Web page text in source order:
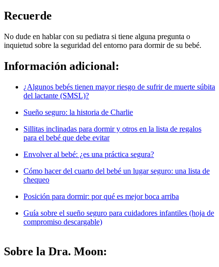
Recuerde
No dude en hablar con su pediatra si tiene alguna pregunta o
inquietud sobre la seguridad del entorno para dormir de su bebé.
Información adicional:
¿Algunos bebés tienen mayor riesgo de sufrir de muerte súbita
del lactante (SMSL)?
Sueño seguro: la historia de Charlie
Sillitas inclinadas para dormir y otros en la lista de regalos
para el bebé que debe evitar
Envolver al bebé: ¿es una práctica segura?
Cómo hacer del cuarto del bebé un lugar seguro: una lista de
chequeo
Posición para dormir: por qué es mejor boca arriba
Guía sobre el sueño seguro para cuidadores infantiles (hoja de
compromiso descargable)
Sobre la Dra. Moon: